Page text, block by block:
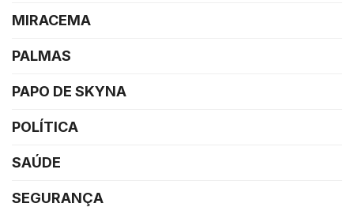
MIRACEMA
PALMAS
PAPO DE SKYNA
POLÍTICA
SAÚDE
SEGURANÇA